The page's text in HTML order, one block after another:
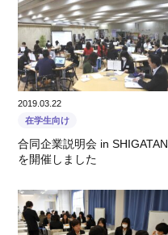
2019.03.22
在学生向け
合同企業説明会 in SHIGATAN
を開催しました